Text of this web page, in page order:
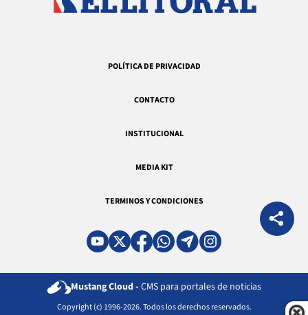
POLÍTICA DE PRIVACIDAD
CONTACTO
INSTITUCIONAL
MEDIA KIT
TERMINOS Y CONDICIONES
Mustang Cloud - CMS para portales de noticias
Copyright (c) 1996-2026. Todos los derechos reservados.